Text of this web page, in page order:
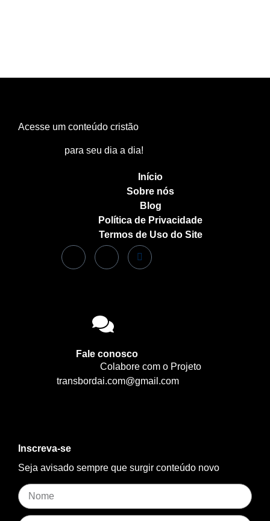
Acesse um conteúdo cristão
para seu dia a dia!
Início
Sobre nós
Blog
Política de Privacidade
Termos de Uso do Site
Fale conosco
Colabore com o Projeto
transbordai.com@gmail.com
Inscreva-se
Seja avisado sempre que surgir conteúdo novo